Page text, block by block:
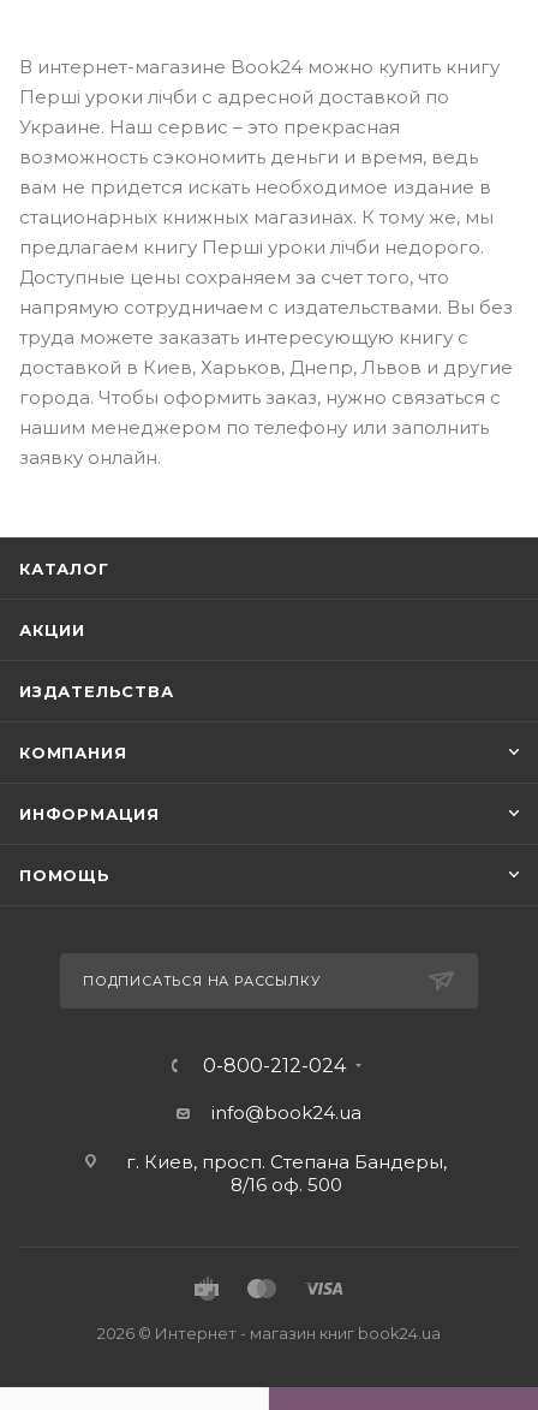
В интернет-магазине Book24 можно купить книгу
Перші уроки лічби с адресной доставкой по
Украине. Наш сервис – это прекрасная
возможность сэкономить деньги и время, ведь
вам не придется искать необходимое издание в
стационарных книжных магазинах. К тому же, мы
предлагаем книгу Перші уроки лічби недорого.
Доступные цены сохраняем за счет того, что
напрямую сотрудничаем с издательствами. Вы без
труда можете заказать интересующую книгу с
доставкой в Киев, Харьков, Днепр, Львов и другие
города. Чтобы оформить заказ, нужно связаться с
нашим менеджером по телефону или заполнить
заявку онлайн.
КАТАЛОГ
АКЦИИ
ИЗДАТЕЛЬСТВА
КОМПАНИЯ
ИНФОРМАЦИЯ
ПОМОЩЬ
ПОДПИСАТЬСЯ НА РАССЫЛКУ
0-800-212-024
info@book24.ua
г. Киев, просп. Степана Бандеры,
8/16 оф. 500
2026 © Интернет - магазин книг book24.ua